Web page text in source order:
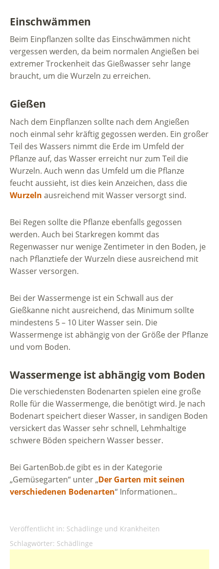
Einschwämmen
Beim Einpflanzen sollte das Einschwämmen nicht
vergessen werden, da beim normalen Angießen bei
extremer Trockenheit das Gießwasser sehr lange
braucht, um die Wurzeln zu erreichen.
Gießen
Nach dem Einpflanzen sollte nach dem Angießen
noch einmal sehr kräftig gegossen werden. Ein großer
Teil des Wassers nimmt die Erde im Umfeld der
Pflanze auf, das Wasser erreicht nur zum Teil die
Wurzeln. Auch wenn das Umfeld um die Pflanze
feucht aussieht, ist dies kein Anzeichen, dass die
Wurzeln ausreichend mit Wasser versorgt sind.
Bei Regen sollte die Pflanze ebenfalls gegossen
werden. Auch bei Starkregen kommt das
Regenwasser nur wenige Zentimeter in den Boden, je
nach Pflanztiefe der Wurzeln diese ausreichend mit
Wasser versorgen.
Bei der Wassermenge ist ein Schwall aus der
Gießkanne nicht ausreichend, das Minimum sollte
mindestens 5 – 10 Liter Wasser sein. Die
Wassermenge ist abhängig von der Größe der Pflanze
und vom Boden.
Wassermenge ist abhängig vom Boden
Die verschiedensten Bodenarten spielen eine große
Rolle für die Wassermenge, die benötigt wird. Je nach
Bodenart speichert dieser Wasser, in sandigen Boden
versickert das Wasser sehr schnell, Lehmhaltige
schwere Böden speichern Wasser besser.
Bei GartenBob.de gibt es in der Kategorie
„Gemüsegarten“ unter „Der Garten mit seinen
verschiedenen Bodenarten“ Informationen..
Veröffentlicht in: Schädlinge und Krankheiten
Schlagwörter: Schädlinge